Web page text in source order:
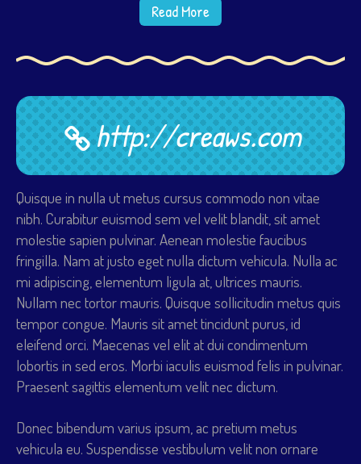
Read More
http://creaws.com
Quisque in nulla ut metus cursus commodo non vitae
nibh. Curabitur euismod sem vel velit blandit, sit amet
molestie sapien pulvinar. Aenean molestie faucibus
fringilla. Nam at justo eget nulla dictum vehicula. Nulla ac
mi adipiscing, elementum ligula at, ultrices mauris.
Nullam nec tortor mauris. Quisque sollicitudin metus quis
tempor congue. Mauris sit amet tincidunt purus, id
eleifend orci. Maecenas vel elit at dui condimentum
lobortis in sed eros. Morbi iaculis euismod felis in pulvinar.
Praesent sagittis elementum velit nec dictum.
Donec bibendum varius ipsum, ac pretium metus
vehicula eu. Suspendisse vestibulum velit non ornare